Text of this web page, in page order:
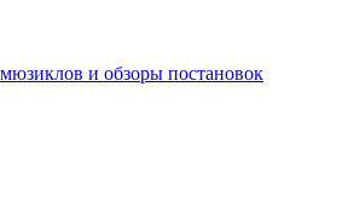
и обзоры постановок